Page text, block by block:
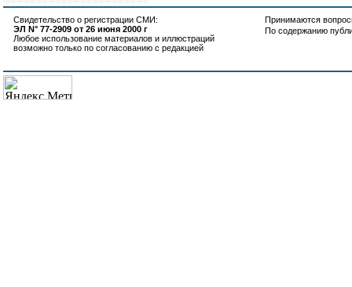
Свидетельство о регистрации СМИ:
ЭЛ N° 77-2909 от 26 июня 2000 г
Любое использование материалов и иллюстраций
возможно только по согласованию с редакцией
Принимаются
По содержанию